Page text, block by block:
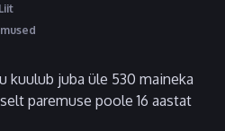
kuulub juba üle 530 maineka
paremuse poole 16 aastat